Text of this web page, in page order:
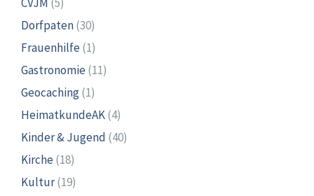
Dorfpaten(30)
Frauenhilfe(1)
Gastronomie(11)
Geocaching(1)
HeimatkundeAK(4)
Kinder & Jugend (40)
Kirche(18)
Kultur(19)